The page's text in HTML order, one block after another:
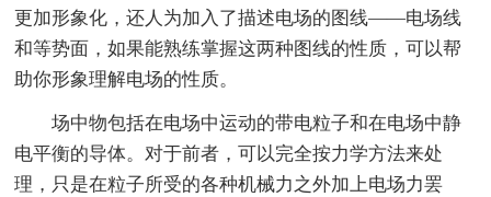
更加形象化，还人为加入了描述电场的图线——电场线
和等势面，如果能熟练掌握这两种图线的性质，可以帮
助你形象理解电场的性质。
场中物包括在电场中运动的带电粒子和在电场中静
电平衡的导体。对于前者，可以完全按力学方法来处
理，只是在粒子所受的各种机械力之外加上电场力罢